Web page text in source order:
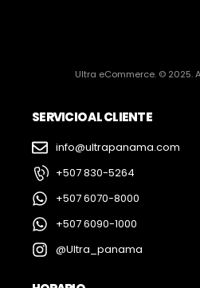
Ultra eCommerce. © 2025.
SERVICIO AL CLIENTE
info@ultrapanama.com
+507 830-5264
+507 6070-8000
+507 6090-1000
@Ultra_panama